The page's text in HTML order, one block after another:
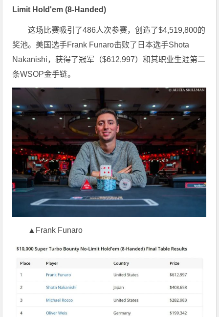
Limit Hold'em (8-Handed)
这场比赛吸引了486人次参赛，创造了$4,519,800的
奖池。美国选手Frank Funaro击败了日本选手Shota
Nakanishi，获得了冠军（$612,997）和其职业生涯第二
条WSOP金手链。
▲Frank Funaro